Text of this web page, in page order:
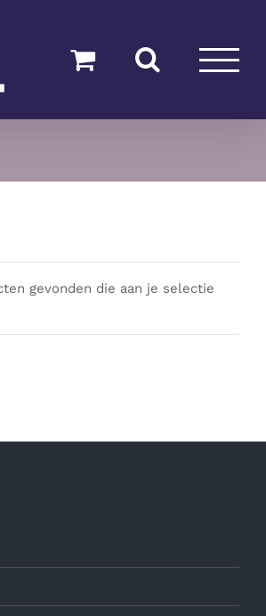
gevonden die aan je selectie